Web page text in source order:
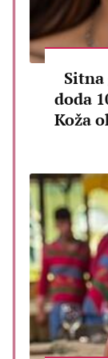
Sitna
doda
Koža